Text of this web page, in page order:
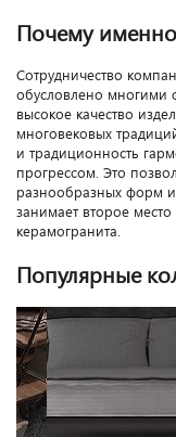
Почему именно
Сотрудничество
обусловлено многими
высокое качество
многовековых
и традиционность
прогрессом. Это
разнообразных форм
занимает второе
керамогранита.
Популярные